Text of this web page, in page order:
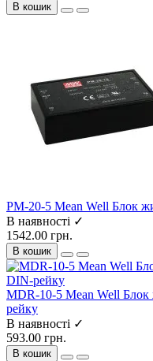
В кошик
PM-20-5 Mean Well Блок
В наявності ✓
1542.00 грн.
В кошик
MDR-10-5 Mean Well
рейку
В наявності ✓
593.00 грн.
В кошик